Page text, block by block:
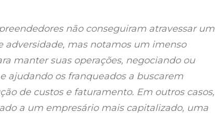
não conseguiram atravessar um
adversidade, mas notamos um imenso
manter suas operações, negociando ou
ajudando os franqueados a buscarem
de custos e faturamento. Em outros casos,
a um empresário mais capitalizado, uma